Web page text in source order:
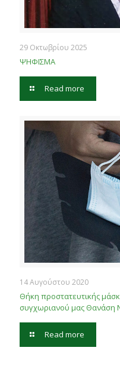
29 Οκτωβρίου 2025
ΨΗΦΙΣΜΑ
Read more
14 Αυγούστου 2020
Θήκη προστατευτικής
συγχωριανού μας Θανάση
Read more